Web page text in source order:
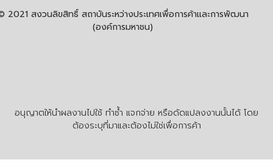
อนุญาตให้นำผลงานไปใช้ ทำซ้ำ แจกจ่าย หรือดัดแปลงงานนั้นได้ โดย
ต้องระบุที่มาและต้องไม่ใช่เพื่อการค้า
2021 สงวนลิขสิทธิ์ สถาบันระหว่างประเทศเพื่อการค้าและการพัฒนา
(องค์การมหาชน)